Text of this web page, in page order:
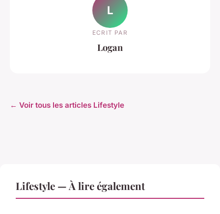
L
ECRIT PAR
Logan
← Voir tous les articles Lifestyle
Lifestyle — À lire également